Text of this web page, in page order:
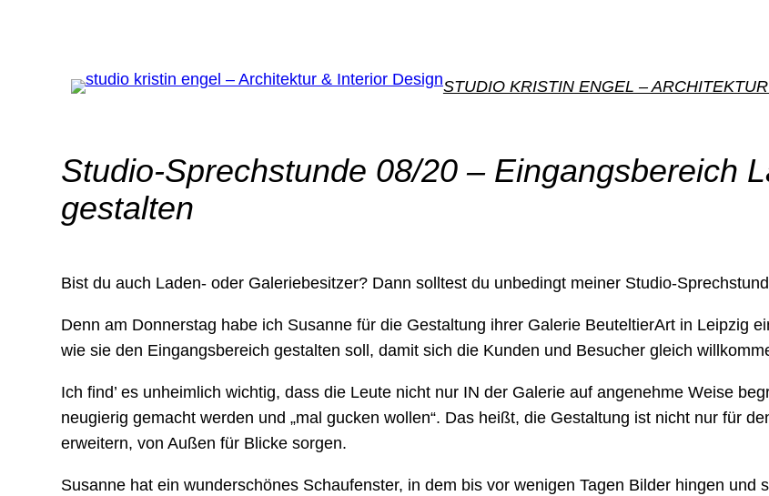
STUDIO KRISTIN ENGEL –
Studio-Sprechstunde 08/20 – Eingangsbereich
gestalten
Bist du auch Laden- oder Galeriebesitzer? Dann solltest du unbedingt meiner Studio-
Denn am Donnerstag habe ich Susanne für die Gestaltung ihrer Galerie BeuteltierArt in Leipzig
wie sie den Eingangsbereich gestalten soll, damit sich die Kunden und Besucher gleich
Ich find’ es unheimlich wichtig, dass die Leute nicht nur IN der Galerie auf angenehme Weise
neugierig gemacht werden und „mal gucken wollen“. Das heißt, die Gestaltung ist nicht nur für
erweitern, von Außen für Blicke sorgen.
Susanne hat ein wunderschönes Schaufenster, in dem bis vor wenigen Tagen Bilder hingen und